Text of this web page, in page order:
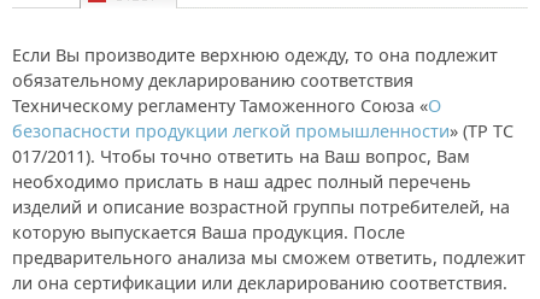
Если Вы производите верхнюю одежду, то она подлежит
обязательному декларированию соответствия
Техническому регламенту Таможенного Союза «О
безопасности продукции легкой промышленности» (ТР ТС
017/2011). Чтобы точно ответить на Ваш вопрос, Вам
необходимо прислать в наш адрес полный перечень
изделий и описание возрастной группы потребителей, на
которую выпускается Ваша продукция. После
предварительного анализа мы сможем ответить, подлежит
ли она сертификации или декларированию соответствия.